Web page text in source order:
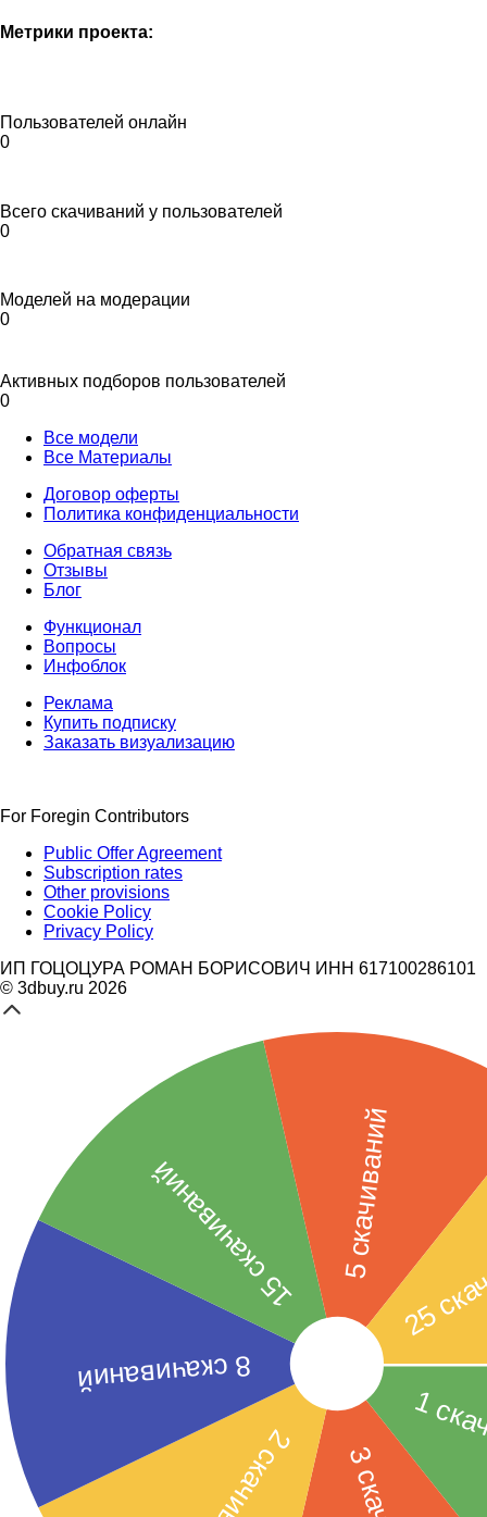
Метрики проекта:
Пользователей онлайн
0
Всего скачиваний у пользователей
0
Моделей на модерации
0
Активных подборов пользователей
0
Все модели
Все Материалы
Договор оферты
Политика конфиденциальности
Обратная связь
Отзывы
Блог
Функционал
Вопросы
Инфоблок
Реклама
Купить подписку
Заказать визуализацию
For Foregin Contributors
Public Offer Agreement
Subscription rates
Other provisions
Cookie Policy
Privacy Policy
ИП ГОЦОЦУРА РОМАН БОРИСОВИЧ ИНН 617100286101
© 3dbuy.ru 2026